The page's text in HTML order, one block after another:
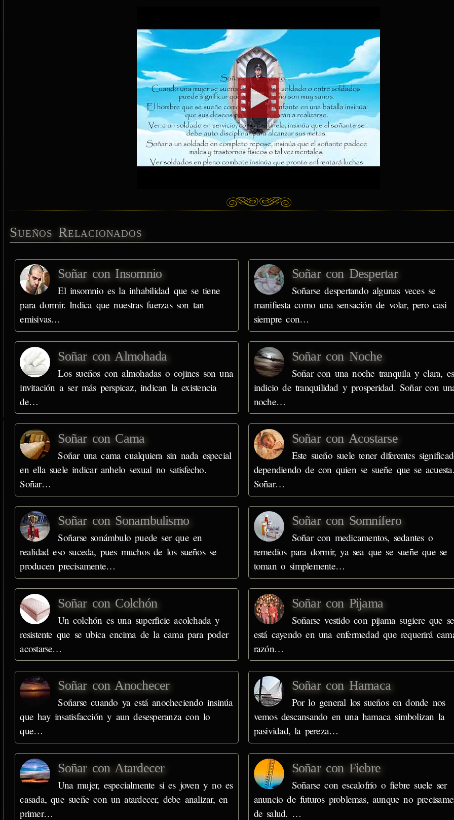
Sueños Relacionados
Soñar con Insomnio
El insomnio es la inhabilidad que se tiene
para dormir. Indica que nuestras fuerzas son tan
emisivas…
Soñar con Despertar
Soñarse despertando algunas veces se
manifiesta como una sensación de volar, pero casi
siempre con…
Soñar con Almohada
Los sueños con almohadas o cojines son una
invitación a ser más perspicaz, indican la existencia
de…
Soñar con Noche
Soñar con una noche tranquila y clara, es
indicio de tranquilidad y prosperidad. Soñar con
noche…
Soñar con Cama
Soñar una cama cualquiera sin nada especial
en ella suele indicar anhelo sexual no satisfecho.
Soñar…
Soñar con Acostarse
Este sueño suele tener diferentes
dependiendo de con quien se sueñe que se acuesta.
Soñar…
Soñar con Sonambulismo
Soñarse sonámbulo puede ser que en
realidad eso suceda, pues muchos de los sueños se
producen precisamente…
Soñar con Somnífero
Soñar con medicamentos, sedantes o
remedios para dormir, ya sea que se sueñe que se
toman o simplemente…
Soñar con Colchón
Un colchón es una superficie acolchada y
resistente que se ubica encima de la cama para poder
acostarse…
Soñar con Pijama
Soñarse vestido con pijama sugiere que se
está cayendo en una enfermedad que requerirá
razón…
Soñar con Anochecer
Soñarse cuando ya está anocheciendo insinúa
que hay insatisfacción y aun desesperanza con lo
que…
Soñar con Hamaca
Por lo general los sueños en donde nos
vemos descansando en una hamaca simbolizan la
pasividad, la pereza…
Soñar con Atardecer
Una mujer, especialmente si es joven y no es
casada, que sueñe con un atardecer, debe analizar, en
primer…
Soñar con Fiebre
Soñarse con escalofrío o fiebre suele ser
anuncio de futuros problemas, aunque no
de salud. …